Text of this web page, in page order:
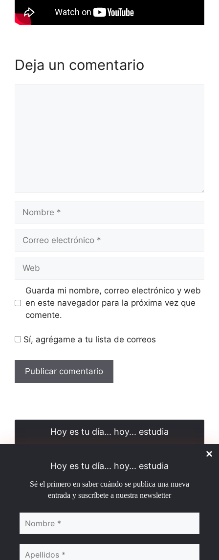
Hoy es tu día... hoy... estudia
Sé el primero en saber cuándo se publica una nueva
entrada y suscríbete a nuestra newsletter
Deja un comentario
electrónico
Guarda mi nombre, correo electrónico y web
en este navegador para la próxima vez que
comente.
Sí, agrégame a tu lista de correos
Hoy es tu día... hoy... estudia
entrada y suscríbete a nuestra newsletter